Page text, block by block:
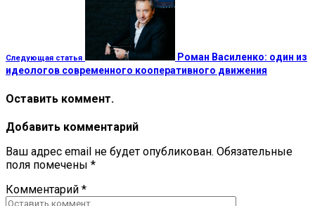
Следующая статья
Роман Василенко: один из
идеологов современного кооперативного движения
Оставить коммент.
Добавить комментарий
Ваш адрес email не будет опубликован. Обязательные
поля помечены *
Комментарий *